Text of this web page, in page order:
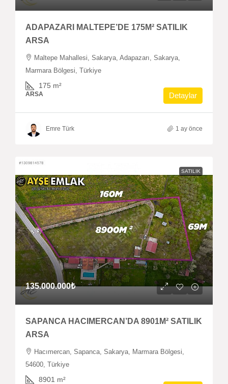
ADAPAZARI MALTEPE’DE 175M² SATILIK
ARSA
Maltepe Mahallesi, Sakarya, Adapazarı, Sakarya,
Marmara Bölgesi, Türkiye
175 m²
ARSA Detaylar
Emre Türk 1 ay önce
SATILIK
135.000.000₺
SAPANCA HACIMERCAN’DA 8901M² SATILIK
ARSA
Hacımercan, Sapanca, Sakarya, Marmara Bölgesi,
54600, Türkiye
8901 m²